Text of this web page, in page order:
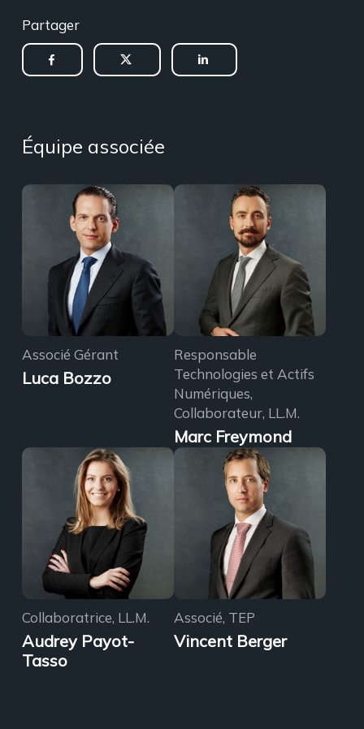
Partager
Équipe associée
Associé Gérant
Luca Bozzo
Responsable
Technologies et Actifs
Numériques,
Collaborateur, LL.M.
Marc Freymond
Collaboratrice, LL.M.
Audrey Payot-
Tasso
Associé, TEP
Vincent Berger